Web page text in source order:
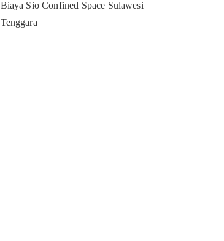
Biaya Sio Confined Space Sulawesi
Tenggara